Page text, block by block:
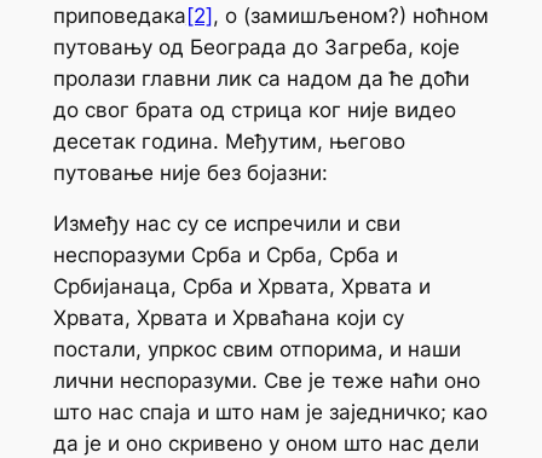
приповедака[2], о (замишљеном?) ноћном
путовању од Београда до Загреба, које
пролази главни лик са надом да ће доћи
до свог брата од стрица ког није видео
десетак година. Међутим, његово
путовање није без бојазни:
Између нас су се испречили и сви
неспоразуми Срба и Срба, Срба и
Србијанаца, Срба и Хрвата, Хрвата и
Хрвата, Хрвата и Хрваћана који су
постали, упркос свим отпорима, и наши
лични неспоразуми. Све је теже наћи оно
што нас спаја и што нам је заједничко; као
да је и оно скривено у оном што нас дели